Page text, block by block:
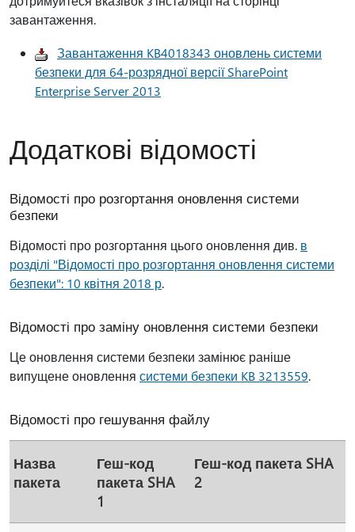
завантаження.
Завантаження KB4018343 оновлень системи
безпеки для 64-розрядної версії SharePoint
Enterprise Server 2013
Додаткові відомості
Відомості про розгортання оновлення системи
безпеки
Відомості про розгортання цього оновлення див. в
розділі "Відомості про розгортання оновлення системи
безпеки": 10 квітня 2018 р.
Відомості про заміну оновлення системи безпеки
Це оновлення системи безпеки замінює раніше
випущене оновлення системи безпеки KB 3213559.
Відомості про гешування файлу
Назва
пакета
Геш-код
пакета SHA
1
Геш-код пакета SHA
2